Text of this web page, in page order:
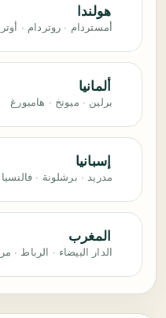
هولندا
أمستردام · روتردام ·
ألمانيا
برلين · ميونخ · هامبورغ
إسبانيا
مدريد · برشلونة · فالنسيا
المغرب
الدار البيضاء · الرباط ·